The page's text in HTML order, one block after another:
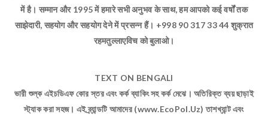
में है। सम्मान और 1995 में हमारे सभी अनुभव के साथ, हम आपको कई वर्षों तक
साझेदारी, सहयोग और सहयोग देने में प्रसन्न हैं। +998 90 317 33 44 शुक्रात
रहमतुल्लाएविच को बुलाओ।
TEXT ON BENGALI
ভারী শুল্ক এইচডিএফ কোর স্তর এবং কর্ক ব্যাকিং সহ কর্ক মেঝে। অতিরিক্ত ব্যয় ছাড়াই
স্ট্যাক করা সহজ। এই ব্র্যান্ডটি আমাদের (www.EcoPol.Uz) তাশখ্যান্ট এবং